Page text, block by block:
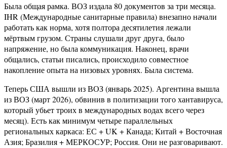
Была общая рамка. ВОЗ издала 80 документов за три месяца.
IHR (Международные санитарные правила) внезапно начали
работать как норма, хотя полтора десятилетия лежали
мёртвым грузом. Страны слушали друг друга, было
напряжение, но была коммуникация. Наконец, врачи
общались, статьи писались, происходило совместное
накопление опыта на низовых уровнях. Была система.
Теперь США вышли из ВОЗ (январь 2025). Аргентина вышла
из ВОЗ (март 2026), обвинив в политизации того хантавируса,
который убьет троих в международных водах всего через
месяц). Есть как минимум четыре параллельных
региональных каркаса: ЕС + UK + Канада; Китай + Восточная
Азия; Бразилия + МЕРКОСУР; Россия. Они не разговаривают.